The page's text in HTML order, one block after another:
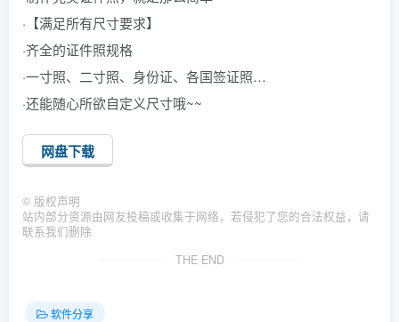
·【满足所有尺寸要求】
·齐全的证件照规格
·一寸照、二寸照、身份证、各国签证照…
·还能随心所欲自定义尺寸哦~~
网盘下载
© 版权声明
站内部分资源由网友投稿或收集于网络，若侵犯了您的合法权益，请
联系我们删除
THE END
软件分享